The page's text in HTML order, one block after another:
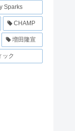
Sparks
CHAMP
増田隆宣
ック